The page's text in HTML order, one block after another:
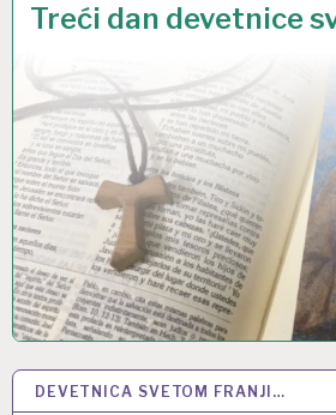
Treći dan devetnice
DEVETNICA SVETOM FRANJI…
26 RUJ 2022